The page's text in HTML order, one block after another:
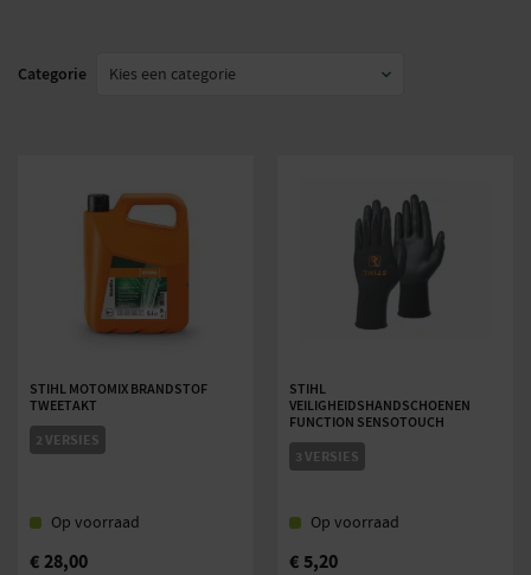
Categorie
STIHL MOTOMIX BRANDSTOF
TWEETAKT
2 VERSIES
Op voorraad
€28,00
STIHL
VEILIGHEIDSHANDSCHOENEN
FUNCTION SENSOTOUCH
3 VERSIES
Op voorraad
€ 5,20